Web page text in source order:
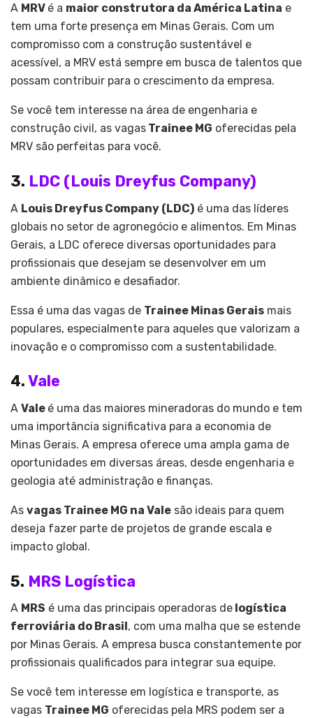
A MRV é a maior construtora da América Latina e
tem uma forte presença em Minas Gerais. Com um
compromisso com a construção sustentável e
acessível, a MRV está sempre em busca de talentos que
possam contribuir para o crescimento da empresa.
Se você tem interesse na área de engenharia e
construção civil, as vagas Trainee MG oferecidas pela
MRV são perfeitas para você.
3. LDC (Louis Dreyfus Company)
A Louis Dreyfus Company (LDC) é uma das líderes
globais no setor de agronegócio e alimentos. Em Minas
Gerais, a LDC oferece diversas oportunidades para
profissionais que desejam se desenvolver em um
ambiente dinâmico e desafiador.
Essa é uma das vagas de Trainee Minas Gerais mais
populares, especialmente para aqueles que valorizam a
inovação e o compromisso com a sustentabilidade.
4. Vale
A Vale é uma das maiores mineradoras do mundo e tem
uma importância significativa para a economia de
Minas Gerais. A empresa oferece uma ampla gama de
oportunidades em diversas áreas, desde engenharia e
geologia até administração e finanças.
As vagas Trainee MG na Vale são ideais para quem
deseja fazer parte de projetos de grande escala e
impacto global.
5. MRS Logística
A MRS é uma das principais operadoras de logística
ferroviária do Brasil , com uma malha que se estende
por Minas Gerais. A empresa busca constantemente por
profissionais qualificados para integrar sua equipe.
Se você tem interesse em logística e transporte, as
vagas Trainee MG oferecidas pela MRS podem ser a